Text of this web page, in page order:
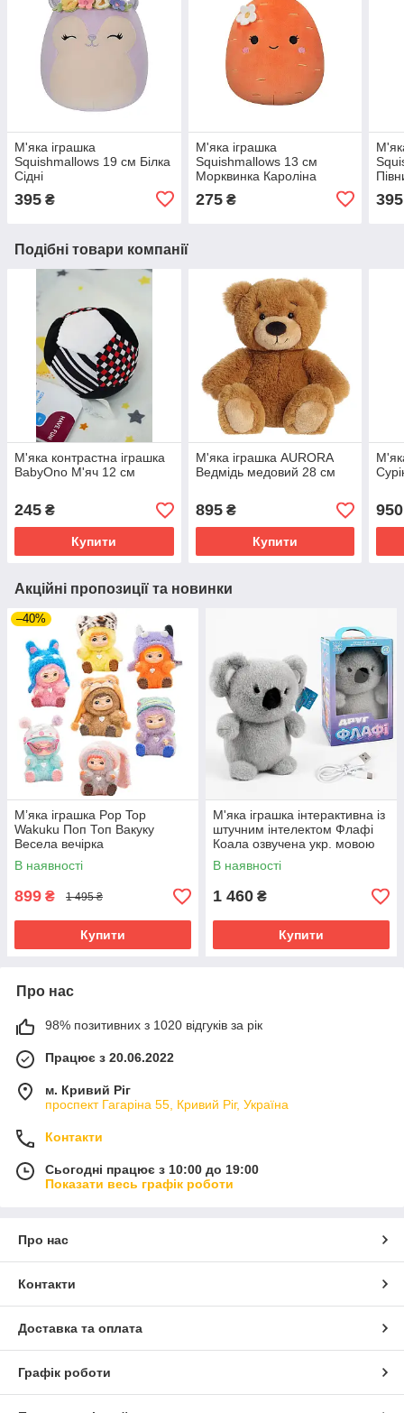
М'яка іграшка
Squishmallows 19 см Білка
Сідні
395 ₴
М'яка іграшка
Squishmallows 13 см
Морквинка Кароліна
275₴ 395
Подібні товари компанії
М'яка контрастна іграшка
BabyOno М'яч 12 см
245 ₴
Купити
М'яка іграшка AURORA
Ведмідь медовий 28 см
895₴
Купити
950
Акційні пропозиції та новинки
–40%
Мʼяка іграшка Pop Top
Wakuku Поп Топ Вакуку
Весела вечірка
В наявності
899 ₴ 1 495 ₴
Купити
М'яка іграшка інтерактивна із
штучним інтелектом Флафі
Коала озвучена укр. мовою
В наявності
1 460 ₴
Купити
Про нас
98% позитивних з 1020 відгуків за рік
Працює з 20.06.2022
м. Кривий Ріг
проспект Гагаріна 55, Кривий Ріг, Україна
Контакти
Сьогодні працює з 10:00 до 19:00
Показати весь графік роботи
Про нас
Контакти
Доставка та оплата
Графік роботи